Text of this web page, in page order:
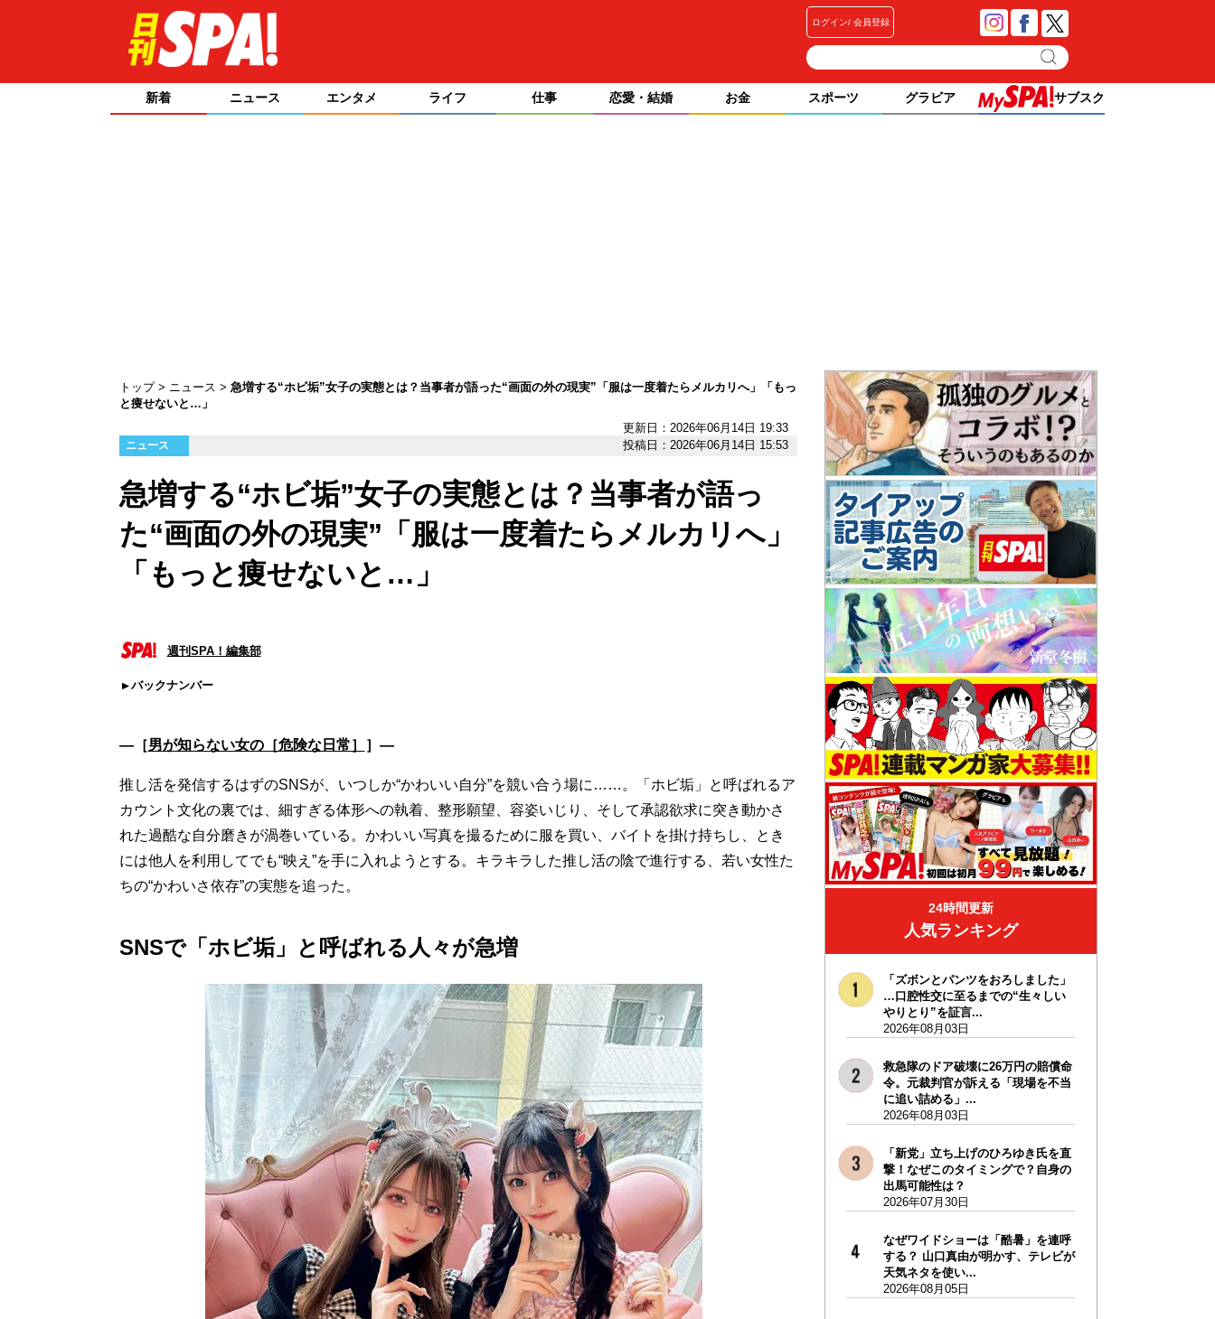
ログイン 会員登録
新着 ニュース エンタメ ライフ 仕事 恋愛・結婚 お金 スポーツ グラビア サブスク
トップ ニュース
急増する“ホビ垢”女子の実態とは？当事者が語った“画面の外の現実”「服は一度着たらメルカリへ」「もっ
と痩せないと…」
更新日：2026年06月14日 19:33
ニュース 投稿日：2026年06月14日 15:53
急増する“ホビ垢”女子の実態とは？当事者が語っ
た“画面の外の現実”「服は一度着たらメルカリへ」
「もっと痩せないと…」
週刊SPA！編集部
バックナンバー
―［男が知らない女の［危険な日常］ ］―
推し活を発信するはずのSNSが、いつしか“かわいい自分”を競い合う場に……。「ホビ垢」と呼ばれるア
カウント文化の裏では、細すぎる体形への執着、整形願望、容姿いじり、そして承認欲求に突き動かさ
れた過酷な自分磨きが渦巻いている。かわいい写真を撮るために服を買い、バイトを掛け持ちし、とき
には他人を利用してでも“映え”を手に入れようとする。キラキラした推し活の陰で進行する、若い女性た
ちの“かわいさ依存”の実態を追った。
SNSで「ホビ垢」と呼ばれる人々が急増
24時間更新
人気ランキング
「ズボンとパンツをおろしました」
…口腔性交に至るまでの“生々しい
やりとり”を証言...
2026年08月03日
救急隊のドア破壊に26万円の賠償命
令。元裁判官が訴える「現場を不当
に追い詰める」...
2026年08月03日
「新党」立ち上げのひろゆき氏を直
撃！なぜこのタイミングで？自身の
出馬可能性は？
2026年07月30日
なぜワイドショーは「酷暑」を連呼
する？ 山口真由が明かす、テレビが
天気ネタを使い...
2026年08月05日